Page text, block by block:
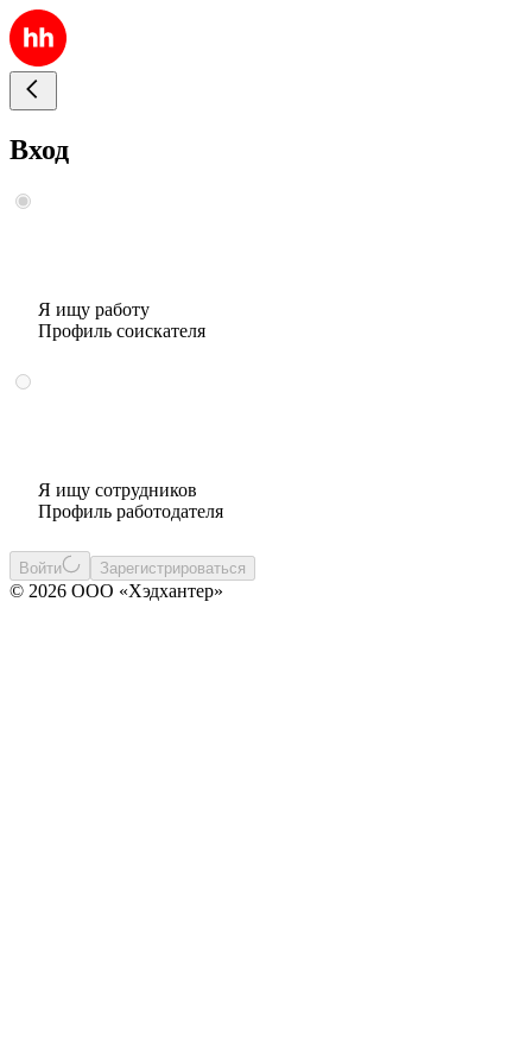
Вход
Я ищу работу
Профиль соискателя
Я ищу сотрудников
Профиль работодателя
Войти Зарегистрироваться
© 2026 ООО «Хэдхантер»